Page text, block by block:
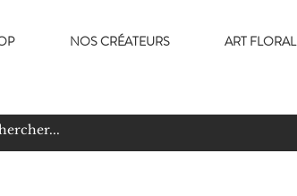
NOS CRÉATEURS ART FLORAL